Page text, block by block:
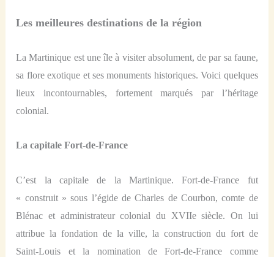
Les meilleures destinations de la région
La Martinique est une île à visiter absolument,de par sa faune,
sa flore exotique et ses monuments historiques.Voici quelques
lieux incontournables, fortementmarqués par l’héritage
colonial.
La capitale Fort-de-France
C’est la capitale de la Martinique. Fort-de-France fut
« construit » sous l’égide de Charles de Courbon, comte de
Blénac et administrateur colonial du XVIIe siècle. On lui
attribue la fondation de la ville, la construction du fort de
Saint-Louis et la nomination de Fort-de-France comme